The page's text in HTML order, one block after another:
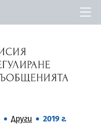
Други 2019 г.